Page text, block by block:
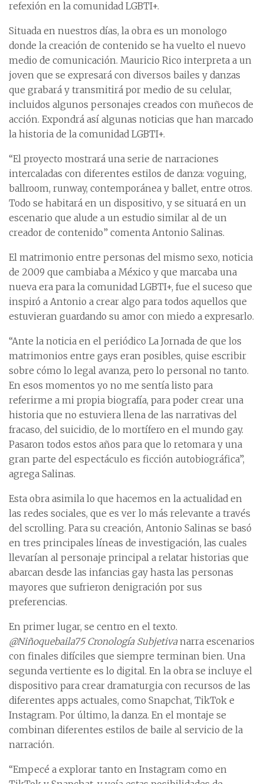
refexión en la comunidad LGBTI+.
Situada en nuestros días, la obra es un monologo
donde la creación de contenido se ha vuelto el nuevo
medio de comunicación. Mauricio Rico interpreta a un
joven que se expresará con diversos bailes y danzas
que grabará y transmitirá por medio de su celular,
incluidos algunos personajes creados con muñecos de
acción. Expondrá así algunas noticias que han marcado
la historia de la comunidad LGBTI+.
“El proyecto mostrará una serie de narraciones
intercaladas con diferentes estilos de danza: voguing,
ballroom, runway, contemporánea y ballet, entre otros.
Todo se habitará en un dispositivo, y se situará en un
escenario que alude a un estudio similar al de un
creador de contenido” comenta Antonio Salinas.
El matrimonio entre personas del mismo sexo, noticia
de 2009 que cambiaba a México y que marcaba una
nueva era para la comunidad LGBTI+, fue el suceso que
inspiró a Antonio a crear algo para todos aquellos que
estuvieran guardando su amor con miedo a expresarlo.
“Ante la noticia en el periódico La Jornada de que los
matrimonios entre gays eran posibles, quise escribir
sobre cómo lo legal avanza, pero lo personal no tanto.
En esos momentos yo no me sentía listo para
referirme a mi propia biografía, para poder crear una
historia que no estuviera llena de las narrativas del
fracaso, del suicidio, de lo mortífero en el mundo gay.
Pasaron todos estos años para que lo retomara y una
gran parte del espectáculo es ficción autobiográfica”,
agrega Salinas.
Esta obra asimila lo que hacemos en la actualidad en
las redes sociales, que es ver lo más relevante a través
del scrolling. Para su creación, Antonio Salinas se basó
en tres principales líneas de investigación, las cuales
llevarían al personaje principal a relatar historias que
abarcan desde las infancias gay hasta las personas
mayores que sufrieron denigración por sus
preferencias.
En primer lugar, se centro en el texto.
@Niñoquebaila75 Cronología Subjetivanarra escenarios
con finales difíciles que siempre terminan bien. Una
segunda vertiente es lo digital. En la obra se incluye el
dispositivo para crear dramaturgia con recursos de las
diferentes apps actuales, como Snapchat, TikTok e
Instagram. Por último, la danza. En el montaje se
combinan diferentes estilos de baile al servicio de la
narración.
“Empecé a explorar tanto en Instagram como en